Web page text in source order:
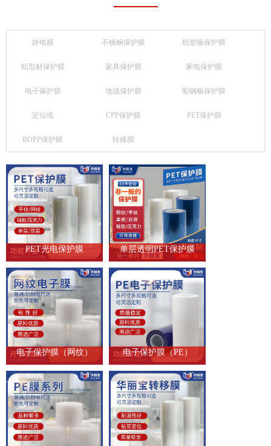
静电膜 不锈钢保护膜 铝塑板保护膜
铝型材保护膜 家具保护膜 家电保护膜
电子保护膜 地毯保护膜 彩钢板保护膜
定位纸 CPP保护膜 PET保护膜
BOPP保护膜 转移膜
PET光电保护膜 单层透明PET保护膜
电子保护膜（网纹） 电子保护膜（PE）